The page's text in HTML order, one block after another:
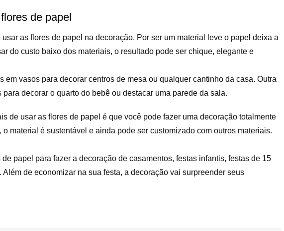
de papel
as flores de papel na decoração. Por ser um material leve o papel deixa a
do custo baixo dos materiais, o resultado pode ser chique, elegante e
em vasos para decorar centros de mesa ou qualquer cantinho da casa. Outra
decorar o quarto do bebê ou destacar uma parede da sala.
de usar as flores de papel é que você pode fazer uma decoração totalmente
material é sustentável e ainda pode ser customizado com outros materiais.
papel para fazer a decoração de casamentos, festas infantis, festas de 15
Além de economizar na sua festa, a decoração vai surpreender seus